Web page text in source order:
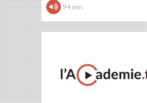
94 min.